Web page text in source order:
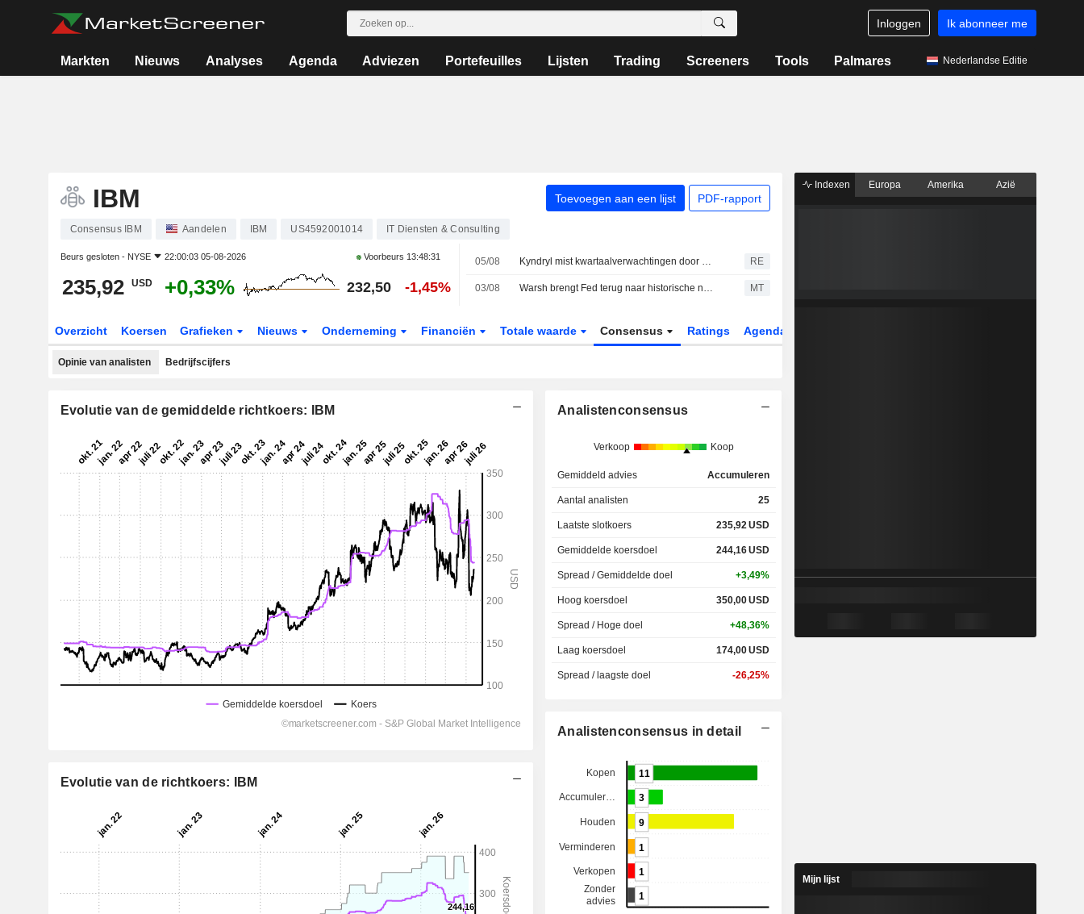
Inloggen Ik abonneer me
Markten Nieuws Analyses Agenda Adviezen Portefeuilles Lijsten Trading Screeners Tools Palmares Nederlandse Editie
IBM Toevoegen aan een lijst PDF-rapport
Consensus IBM Aandelen IBM US4592001014 IT Diensten & Consulting
Beurs gesloten - NYSE 22:00:03 05-08-2026 Voorbeurs 13:48:31
235,92 USD +0,33% 232,50 -1,45%
05/08 Kyndryl mist kwartaalverwachtingen door zwakke verkoop en lasten voor banenverlies RE
03/08 Warsh brengt Fed terug naar historische normen, aldus Gary Cohn MT
Overzicht Koersen Grafieken Nieuws Onderneming Financiën Totale waarde Consensus Ratings Agenda
Opinie van analisten Bedrijfscijfers
Evolutie van de gemiddelde richtkoers: IBM
Evolutie van de richtkoers: IBM
Analistenconsensus
Verkoop Koop
Gemiddeld advies Accumuleren
Aantal analisten 25
Laatste slotkoers 235,92USD
Gemiddelde koersdoel 244,16USD
Spread / Gemiddelde doel +3,49%
Hoog koersdoel 350,00USD
Spread / Hoge doel +48,36%
Laag koersdoel 174,00USD
Spread / laagste doel -26,25%
Analistenconsensus in detail
Indexen Europa Amerika Azië
Mijn lijst